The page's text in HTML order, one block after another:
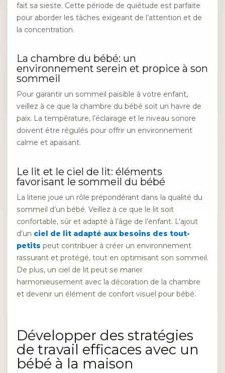
fait sa sieste. Cette période de quiétude est parfaite
pour aborder les tâches exigeant de l’attention et de
la concentration.
La chambre du bébé: un
environnement serein et propice à son
sommeil
Pour garantir un sommeil paisible à votre enfant,
veillez à ce que la chambre du bébé soit un havre de
paix. La température, l’éclairage et le niveau sonore
doivent être régulés pour offrir un environnement
calme et apaisant.
Le lit et le ciel de lit: éléments
favorisant le sommeil du bébé
La literie joue un rôle prépondérant dans la qualité du
sommeil d’un bébé. Veillez à ce que le lit soit
confortable, sûr et adapté à l’âge de l’enfant. L’ajout
d’un ciel de lit adapté aux besoins des tout-
petits peut contribuer à créer un environnement
rassurant et protégé, tout en optimisant son sommeil.
De plus, un ciel de lit peut se marier
harmonieusement avec la décoration de la chambre
et devenir un élément de confort visuel pour bébé.
Développer des stratégies
de travail efficaces avec un
bébé à la maison